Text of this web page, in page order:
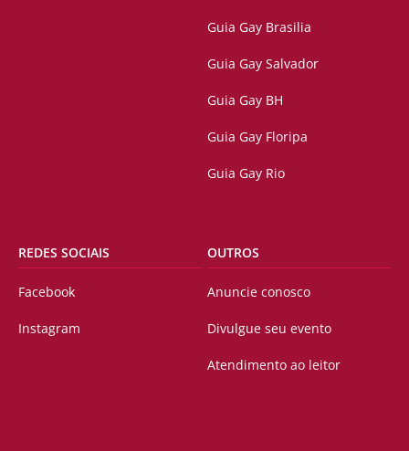
Guia Gay Brasilia
Guia Gay Salvador
Guia Gay BH
Guia Gay Floripa
Guia Gay Rio
REDES SOCIAIS
Facebook
Instagram
OUTROS
Anuncie conosco
Divulgue seu evento
Atendimento ao leitor